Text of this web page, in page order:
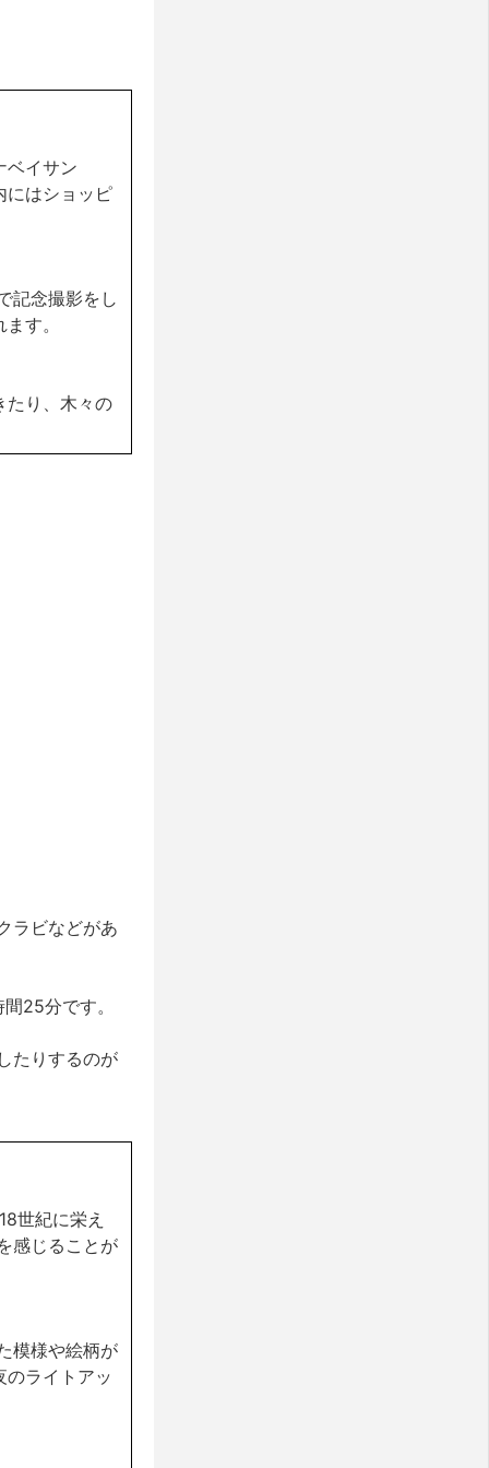
ベイサン
にはショッピ
記念撮影をし
す。
たり、木々の
ラビなどがあ
25分です。
たりするのが
世紀に栄え
感じることが
模様や絵柄が
ライトアッ